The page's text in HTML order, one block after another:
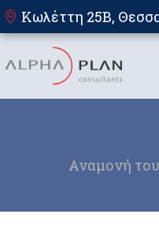
Κωλέττη 25Β,
Αναμονή του